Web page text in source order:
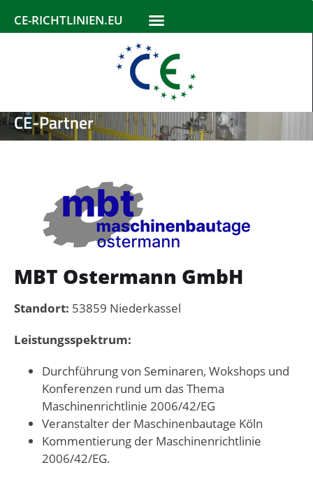
CE-RICHTLINIEN.EU
CE-Partner
MBT Ostermann GmbH
Standort: 53859 Niederkassel
Leistungsspektrum:
Durchführung von Seminaren, Wokshops und
Konferenzen rund um das Thema
Maschinenrichtlinie 2006/42/EG
Veranstalter der Maschinenbautage Köln
Kommentierung der Maschinenrichtlinie
2006/42/EG.